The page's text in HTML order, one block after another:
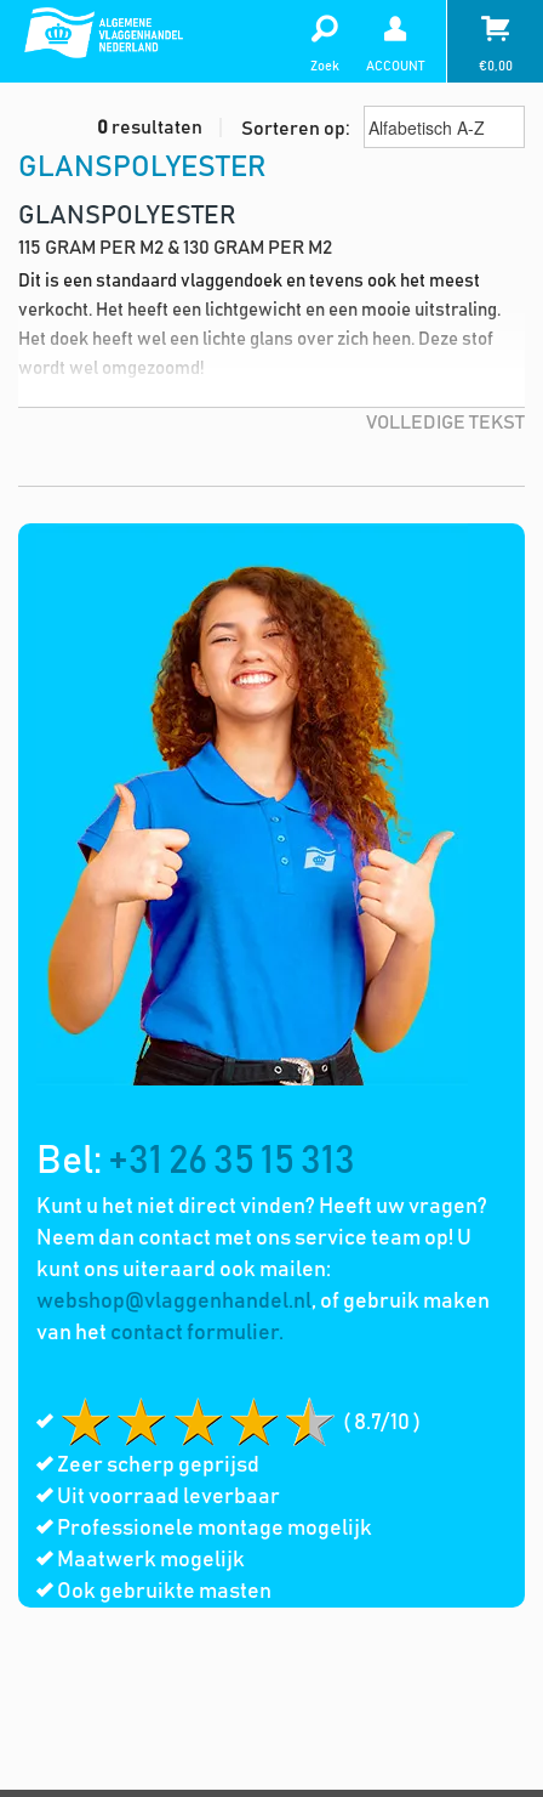
Zoek ACCOUNT €0,00
0 resultaten Sorteren op:
GLANSPOLYESTER
GLANSPOLYESTER
115 GRAM PER M2 & 130 GRAM PER M2
Dit is een standaard vlaggendoek en tevens ook het meest
verkocht. Het heeft een lichtgewicht en een mooie uitstraling.
Het doek heeft wel een lichte glans over zich heen. Deze stof
wordt wel omgezoomd!
VOLLEDIGE TEKST
Bel: +31 26 35 15 313
Kunt u het niet direct vinden? Heeft uw vragen?
Neem dan contact met ons service team op! U
kunt ons uiteraard ook mailen:
webshop@vlaggenhandel.nl, of gebruik maken
van het contact formulier.
( 8.7/10 )
Zeer scherp geprijsd
Uit voorraad leverbaar
Professionele montage mogelijk
Maatwerk mogelijk
Ook gebruikte masten